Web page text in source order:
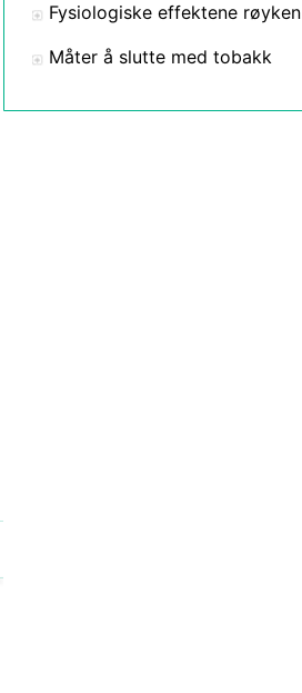
Fysiologiske effektene røyken
Måter å slutte med tobakk